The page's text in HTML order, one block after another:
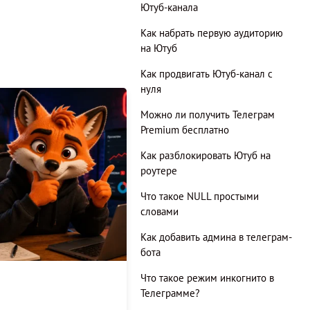
Ютуб-канала
Как набрать первую аудиторию
на Ютуб
Как продвигать Ютуб-канал с
нуля
Можно ли получить Телеграм
Premium бесплатно
Как разблокировать Ютуб на
роутере
Что такое NULL простыми
словами
Как добавить админа в телеграм-
бота
Что такое режим инкогнито в
Телеграмме?